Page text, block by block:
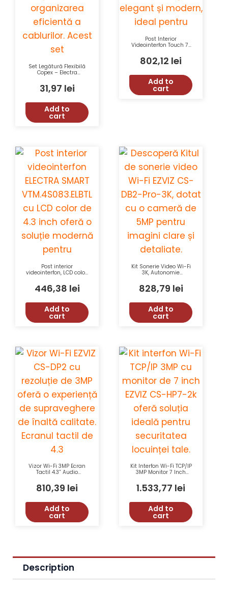
Set Legătură Flexibilă
Copex – Electra
Protecția Cablurilor de
Alimentare
31,97 lei
Add to
cart
Post Interior
Videointerfon Touch 7″
VTE.7S903.ELB04 –
Display LCD, Funcții
Memorie Fotografii,
Montaj Incastrat
802,12 lei
Add to
cart
Post interior
videointerfon, LCD color,
SMART VTM.4S083.ELBTL
446,38 lei
Add to
cart
Kit Sonerie Video Wi-Fi
3K, Autonomie
Anti-Sabotaj, Detectie
Mișcare, Stocare SD
Pro-3K
828,79 lei
Add to
cart
Vizor Wi-Fi 3MP Ecran
Tactil 4.3” Audio
DP2-2K
810,39 lei
Add to
cart
Kit Interfon Wi-Fi TCP/IP
3MP Monitor 7 Inch
Aplicatie EZVIZ CS-
HP7-2K
1.533,77 lei
Add to
cart
Description